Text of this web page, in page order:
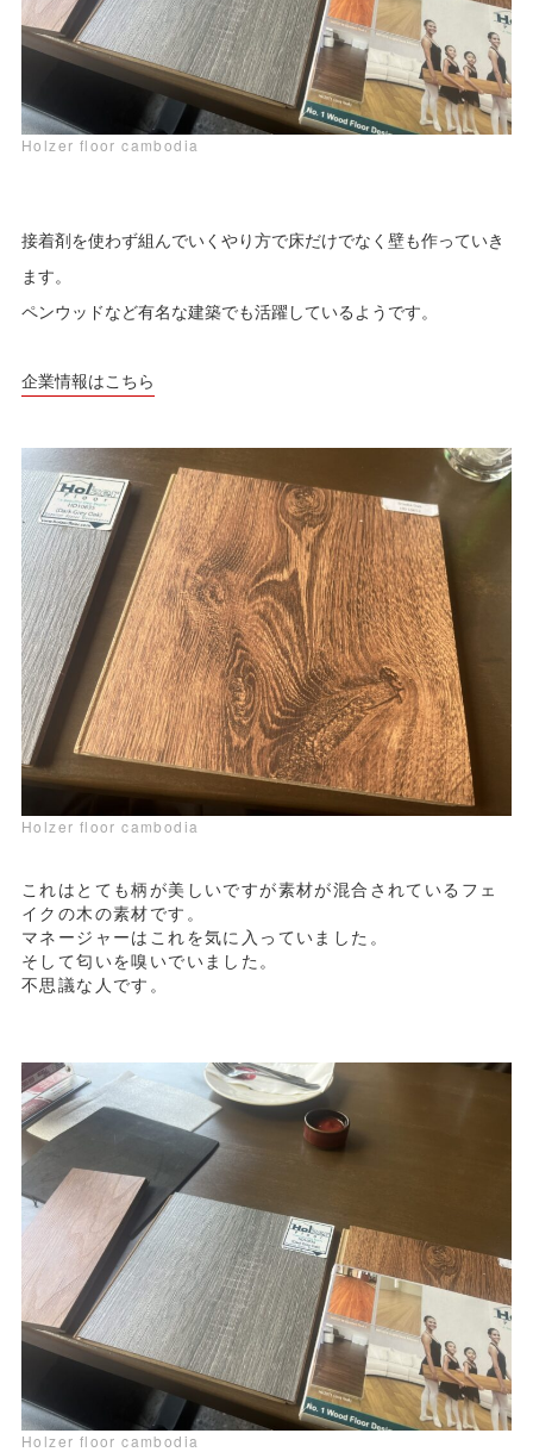
Holzer floor cambodia
接着剤を使わず組んでいくやり方で床だけでなく壁も作っていき
ます。
ペンウッドなど有名な建築でも活躍しているようです。
企業情報はこちら
Holzer floor cambodia
これはとても柄が美しいですが素材が混合されているフェ
イクの木の素材です。
マネージャーはこれを気に入っていました。
そして匂いを嗅いでいました。
不思議な人です。
Holzer floor cambodia